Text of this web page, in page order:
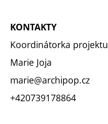
KONTAKTY
Koordinátorka projektu
Marie Joja
marie@archipop.cz
+420739178864